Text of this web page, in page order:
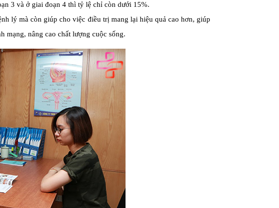
3 và ở giai đoạn 4 thì tỷ lệ chỉ còn dưới 15%.
lý mà còn giúp cho việc điều trị mang lại hiệu quả cao hơn, giúp
mạng, nâng cao chất lượng cuộc sống.